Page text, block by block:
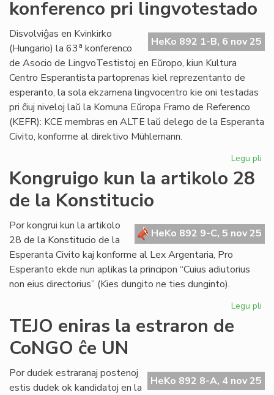
konferenco pri lingvotestado
HeKo 892 1-B, 6 nov 25
Disvolviĝas en Kvinkirko
(Hungario) la 63a konferenco
de Asocio de LingvoTestistoj en Eŭropo, kiun Kultura
Centro Esperantista partoprenas kiel reprezentanto de
esperanto, la sola ekzamena lingvocentro kie oni testadas
pri ĉiuj niveloj laŭ la Komuna Eŭropa Framo de Referenco
(KEFR): KCE membras en ALTE laŭ delego de la Esperanta
Civito, konforme al direktivo Mühlemann.
Legu pli
pri
Kongruigo kun la artikolo 28
de la Konstitucio
HeKo 892 9-C, 5 nov 25
Por kongrui kun la artikolo
28 de la Konstitucio de la
Esperanta Civito kaj konforme al Lex Argentaria, Pro
Esperanto ekde nun aplikas la principon “Cuius adiutorius
non eius directorius” (Kies dungito ne ties dunginto).
Legu pli
28
TEJO eniras la estraron de
CoNGO ĉe UN
HeKo 892 8-A, 4 nov 25
Por dudek estraranaj postenoj
estis dudek ok kandidatoj en la